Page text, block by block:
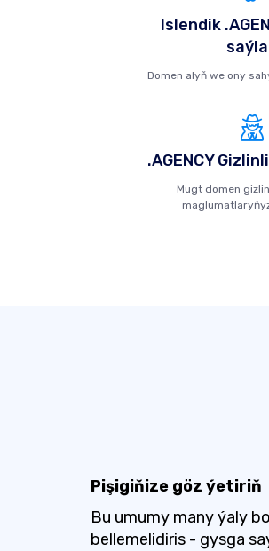
Islendik
Domen alyň we ony
.AGENCY
Mugt domen
Pişigiňize göz ýetiriň
Bu umumy many ýaly
bellemelidiris - gysga